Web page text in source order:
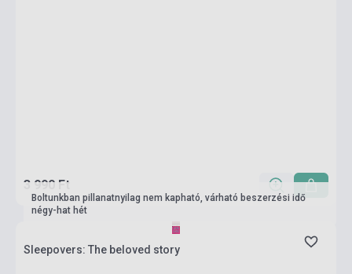
3 990 Ft
Boltunkban pillanatnyilag nem kapható, várható beszerzési idő
négy-hat hét
Sleepovers: The beloved story